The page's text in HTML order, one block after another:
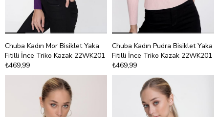
Chuba Kadın Mor Bisiklet Yaka
Fitilli İnce Triko Kazak 22WK201
₺469,99
Chuba Kadın Pudra Bisiklet Yaka
Fitilli İnce Triko Kazak 22WK201
₺469,99